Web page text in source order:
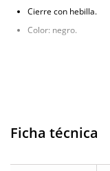
Cierre con hebilla.
Color: negro.
Ficha técnica